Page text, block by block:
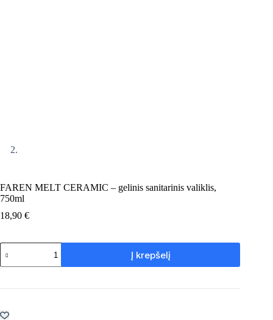
FAREN MELT CERAMIC – gelinis sanitarinis valiklis,
750ml
18,90 €
produkto
kiekis:
FAREN
CERAMIC
Į krepšelį